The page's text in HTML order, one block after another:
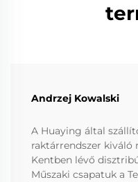
Andrzej Kowalski
A Huaying által
raktárrendszer
Kentben lévő
Műszaki csapatuk a